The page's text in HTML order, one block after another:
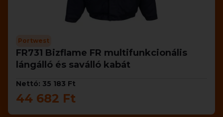
Portwest
FR731 Bizflame FR multifunkcionális
lángálló és saválló kabát
Nettó: 35 183 Ft
44 682 Ft